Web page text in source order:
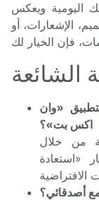
اليومية ويعكس
الإشعارات، أو
الشائعة
«وان
اكس بت»؟
من خلال
«استعادة
أصدقائي؟